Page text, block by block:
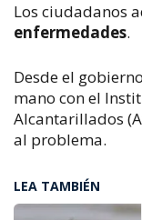
Los ciudadanos
enfermedades.
Desde el
mano con el
Alcantarillados
al problema.
LEA TAMBIÉN